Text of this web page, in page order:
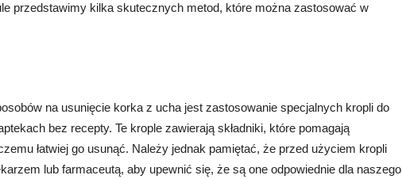
przedstawimy kilka skutecznych metod, które można zastosować w
na usunięcie korka z ucha jest zastosowanie specjalnych kropli do
bez recepty. Te krople zawierają składniki, które pomagają
łatwiej go usunąć. Należy jednak pamiętać, że przed użyciem kropli
lub farmaceutą, aby upewnić się, że są one odpowiednie dla naszego